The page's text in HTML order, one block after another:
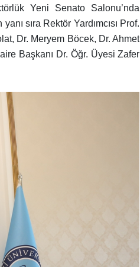
Yeni Senato Salonu’nda
sıra Rektör Yardımcısı Prof.
Dr. Meryem Böcek, Dr. Ahmet
Başkanı Dr. Öğr. Üyesi Zafer